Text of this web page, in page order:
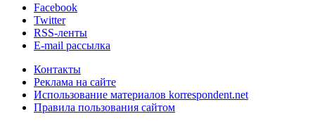
Facebook
Twitter
RSS-ленты
E-mail рассылка
Контакты
Реклама на сайте
Использование материалов korrespondent.net
Правила пользования сайтом